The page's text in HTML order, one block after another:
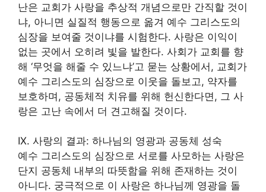
난은 교회가 사랑을 추상적 개념으로만 간직할 것이
냐, 아니면 실질적 행동으로 옮겨 예수 그리스도의
심장을 보여줄 것이냐를 시험한다. 사랑은 이익이
없는 곳에서 오히려 빛을 발한다. 사회가 교회를 향
해 ‘무엇을 해줄 수 있느냐’고 묻는 상황에서, 교회가
예수 그리스도의 심장으로 이웃을 돌보고, 약자를
보호하며, 공동체적 치유를 위해 헌신한다면, 그 사
랑은 고난 속에서 더 견고해질 것이다.
IX. 사랑의 결과: 하나님의 영광과 공동체 성숙
예수 그리스도의 심장으로 서로를 사모하는 사랑은
단지 공동체 내부의 따뜻함을 위해 존재하는 것이
아니다. 궁극적으로 이 사랑은 하나님께 영광을 돌